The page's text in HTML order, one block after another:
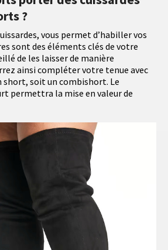
?
vous permet d’habiller vos
sont des éléments clés de votre
de les laisser de manière
ainsi compléter votre tenue avec
short, soit un combishort. Le
permettra la mise en valeur de